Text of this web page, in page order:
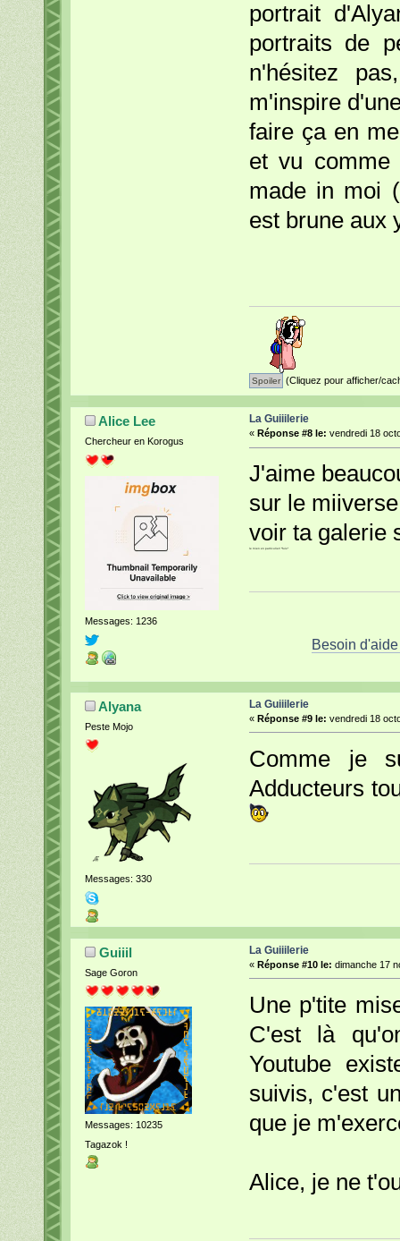
portrait
portraits de
n'hésitez
m'inspire
faire ça en
et vu
made in moi
est brune aux
(Cliquez pour afficher/
Alice Lee
Chercheur en Korogus
Messages: 1236
La Guiiilerie
« Réponse #8 le: vendredi 18
J'aime
sur le
voir ta galerie
le mien en particulier! *fuis*
Besoin
Alyana
Peste Mojo
Messages: 330
La Guiiilerie
« Réponse #9 le: vendredi 18
Comme je
Adducteurs
Guiiil
Sage Goron
Messages: 10235
Tagazok !
La Guiiilerie
« Réponse #10 le: dimanche 17
Une p'tite
C'est là
Youtube
suivis, c'est
que je
Alice, je ne